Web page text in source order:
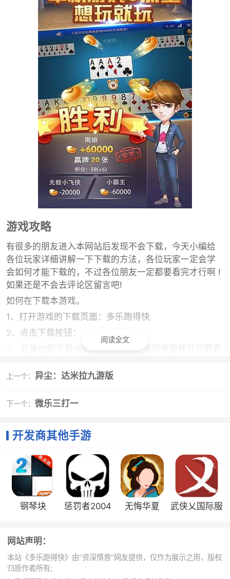
游戏攻略
有很多的朋友进入本网站后发现不会下载，今天小编给
各位玩家详细讲解一下下载的方法，各位玩家一定会学
会如何才能下载的，不过各位朋友一定都要看完才行啊 !
如果还是不会去评论区留言吧!
如何在下载本游戏。
1、打开游戏的下载页面：多乐跑得快
2、点击下载按钮：
3、在弹出的下载小窗口中，点击下载到电脑就可以把游
1、原汁原味的游戏规则，加入了新手引导的过程，
2、玩家在游戏中可以自由的进行各种的玩法，很有
3、多样玩法-经典场斗地主，癞子场斗地主,欢乐斗
地主，真人斗地主更多的模式等你来探索
4、纯正湖南跑得快，亲友老乡同在线
5、丶登陆即玩，无需注册，消耗流量少，多分辨
小编评价
1、游戏的玩法非常的简单，画面非常的清晰的，操
阅读全文
上一个： 异尘：达米拉九游版
下一个： 微乐三打一
开发商其他手游
钢琴块
惩罚者2004
无悔华夏
武侠乂国际服
网站声明：
本站《多乐跑得快》由"资深情兽"网友提供，仅作为展示之用，版权
归原作者所有;